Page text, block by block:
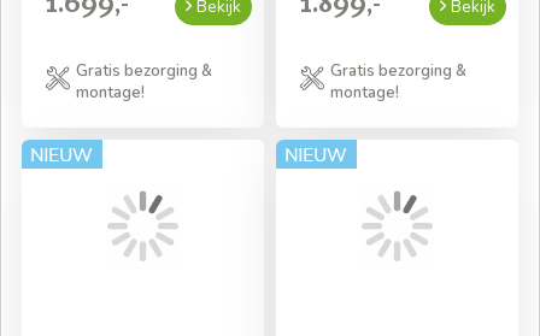
Bekijk
Gratis bezorging &
montage!
Bekijk
Gratis bezorging &
montage!